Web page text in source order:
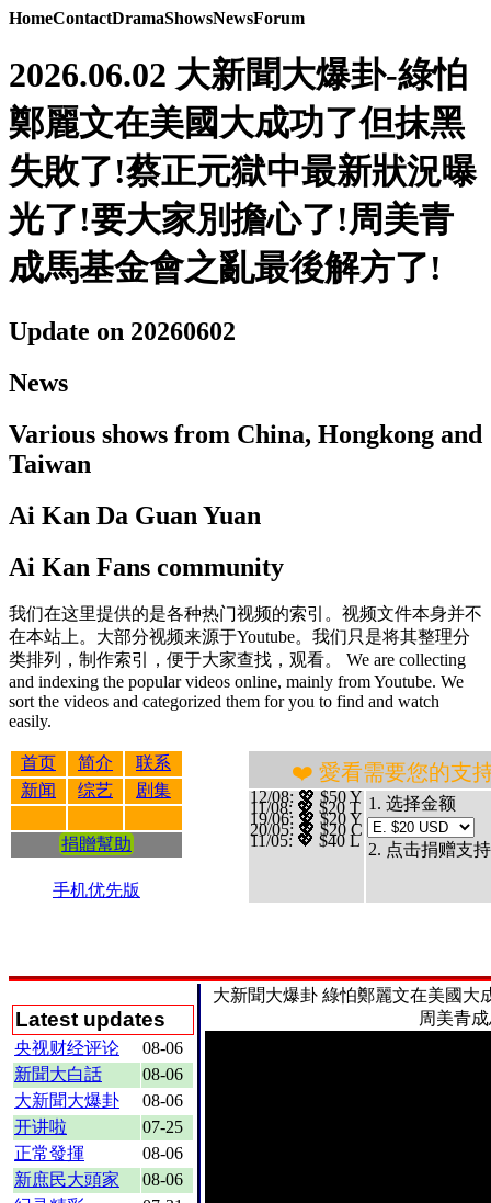
HomeContactDramaShowsNewsForum
2026.06.02 大新聞大爆卦-綠怕
鄭麗文在美國大成功了但抹黑
失敗了!蔡正元獄中最新狀況曝
光了!要大家別擔心了!周美青
成馬基金會之亂最後解方了!
Update on 20260602
News
Various shows from China, Hongkong and
Taiwan
Ai Kan Da Guan Yuan
Ai Kan Fans community
我们在这里提供的是各种热门视频的索引。视频文件本身并不
在本站上。大部分视频来源于Youtube。我们只是将其整理分
类排列，制作索引，便于大家查找，观看。 We are collecting
and indexing the popular videos online, mainly from Youtube. We
sort the videos and categorized them for you to find and watch
easily.
首页 简介
联系
新闻
综艺 剧集
捐贈幫助
手机优先版
❤️ 愛看需要您的支持 贊助、
12/08: 💖 $50 Y
11/08: 💖 $20 T
19/06: 💖 $20 Y
20/05: 💖 $20 C
11/05: 💖 $40 L
1. 选择金额
2. 点击捐赠支持
Latest updates
央视财经评论
08-06
新聞大白話
08-06
大新聞大爆卦
08-06
开讲啦
07-25
正常發揮
08-06
新庶民大頭家
08-06
大新聞大爆卦 綠怕鄭麗文在美國大
周美青